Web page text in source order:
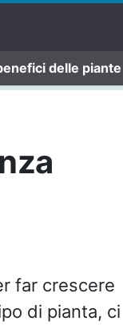
delle piante
far crescere
di pianta, ci